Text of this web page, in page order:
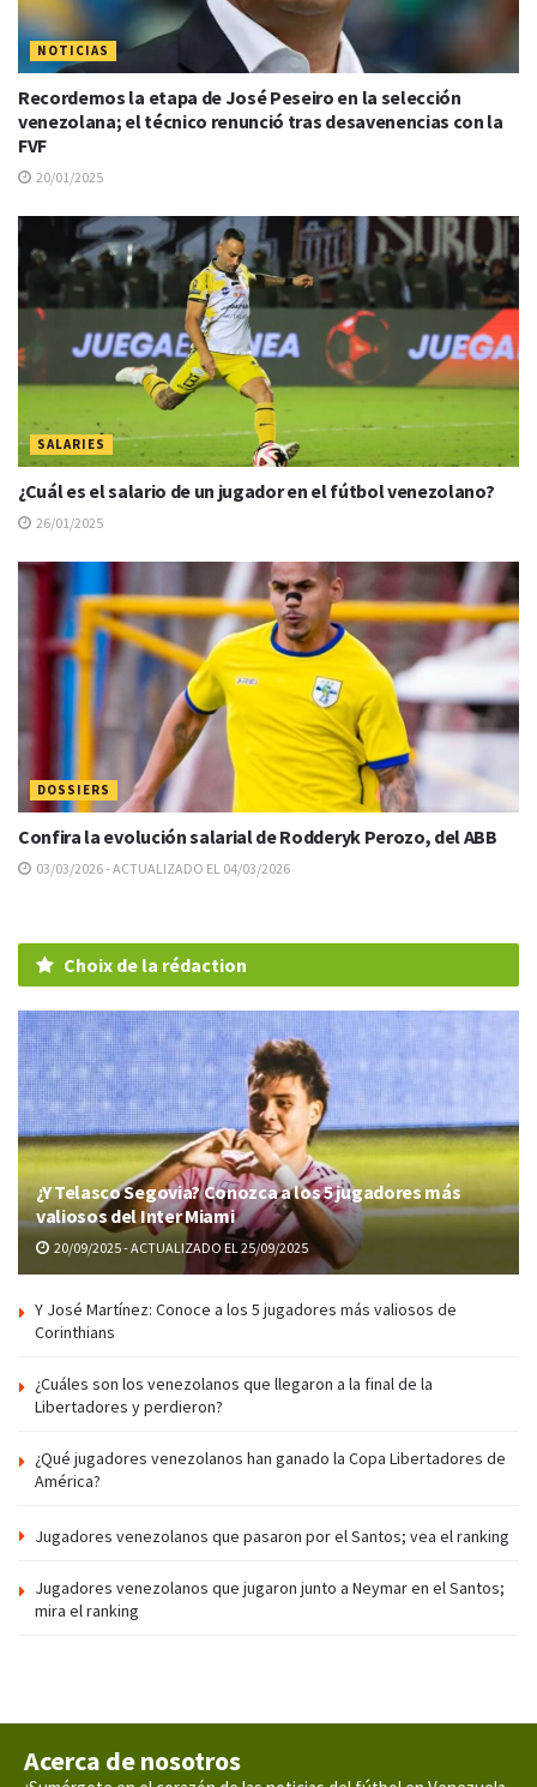
NOTICIAS
Recordemos la etapa de José Peseiro en la selección
venezolana; el técnico renunció tras desavenencias con la
FVF
20/01/2025
SALARIES
¿Cuál es el salario de un jugador en el fútbol venezolano?
26/01/2025
DOSSIERS
Confira la evolución salarial de Rodderyk Perozo, del ABB
03/03/2026 - ACTUALIZADO EL 04/03/2026
Choix de la rédaction
¿Y Telasco Segovia? Conozca a los 5 jugadores más
valiosos del Inter Miami
20/09/2025 - ACTUALIZADO EL 25/09/2025
Y José Martínez: Conoce a los 5 jugadores más valiosos de
Corinthians
¿Cuáles son los venezolanos que llegaron a la final de la
Libertadores y perdieron?
¿Qué jugadores venezolanos han ganado la Copa Libertadores de
América?
Jugadores venezolanos que pasaron por el Santos; vea el ranking
Jugadores venezolanos que jugaron junto a Neymar en el Santos;
mira el ranking
Acerca de nosotros